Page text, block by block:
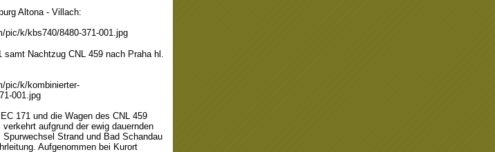
Altona - Villach:
samt Nachtzug CNL 459 nach Praha hl.
171 und die Wagen des CNL 459
aufgrund der ewig dauernden
Spurwechsel Strand und Bad Schandau
Aufgenommen bei Kurort